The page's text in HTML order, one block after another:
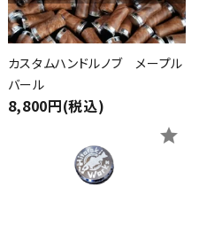
カスタムハンドルノブ メープル
バール
8,800円(税込)
star
close